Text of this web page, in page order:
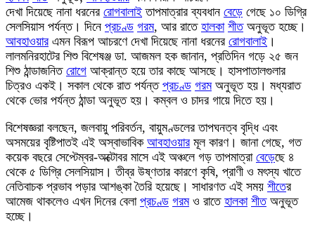
দেখা দিয়েছে নানা ধরনের রোগবালাইতাপমাত্রার ব্যবধান বেড়ে গেছে ১০ ডিগ্রি
সেলসিয়াস পর্যন্ত। দিনে প্রচণ্ড গরম, আর রাতে হালকা শীতঅনুভূত হচ্ছে।
আবহাওয়ারএমন বিরূপ আচরণে দেখা দিয়েছে নানা ধরনের রোগবালাই।
লালমনিরহাটের শিশু বিশেষঞ্জ ডা. আজমল হক জানান, প্রতিদিন গড়ে ২৫ জন
শিশু ঠান্ডাজনিত রোগ ে আক্রান্ত হয়ে তার কাছে আসছে। হাসপাতালগুলার
চিত্রও একই। সকাল থেকে রাত পর্যন্ত প্রচণ্ড গরমঅনুভূত হয়। মধ্যরাত
থেকে ভোর পর্যন্ত ঠান্ডা অনুভূত হয়। কম্বল ও চাদর গায়ে দিতে হয়।
বিশেষজ্ঞরা বলছেন, জলবায়ু পরিবর্তন, বায়ুমণ্ডলের তাপঘনত্ব বৃদ্ধি এবং
অসময়ের বৃষ্টিপাতই এই অস্বাভাবিক আবহাওয়ারমূল কারণ। জানা গেছে, গত
কয়েক বছরে সেপ্টেম্বর-অক্টোবর মাসে এই অঞ্চলে গড় তাপমাত্রা বেড়েছে ৪
থেকে ৫ ডিগ্রি সেলসিয়াস। তীব্র উষ্ণতার কারণে কৃষি, প্রাণী ও মৎস্য খাতে
নেতিবাচক প্রভাব পড়ার আশঙ্কা তৈরি হয়েছে। সাধারণত এই সময় শীতের
আমেজ থাকলেও এখন দিনের বেলা প্রচণ্ড গরমও রাতে হালকা শীতঅনুভূত
হচ্ছে।